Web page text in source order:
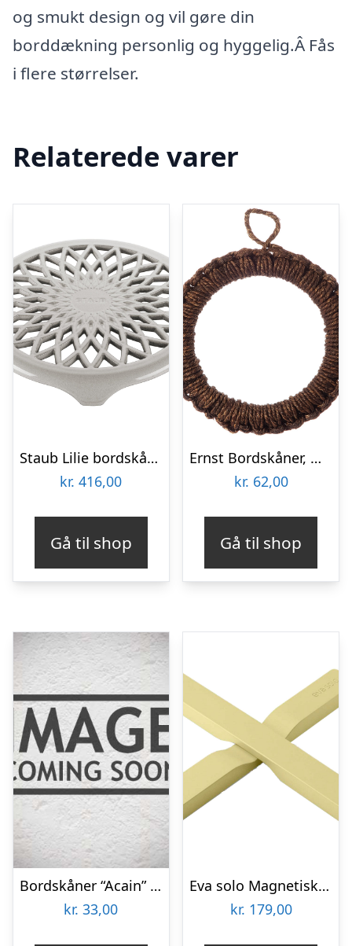
og smukt design og vil gøre din
borddækning personlig og hyggelig.Â Fås
i flere størrelser.
Relaterede varer
Staub Lilie bordskåner 23 cm, white truffle
kr. 416,00
Gå til shop
Ernst Bordskåner, mørkebrun, 18 cm
kr. 62,00
Gå til shop
Bordskåner “Acain” rund søgræs – Nicolas Vahé Dia: 20 cm
kr. 33,00
Eva solo Magnetisk bordskåner, champagne
kr. 179,00